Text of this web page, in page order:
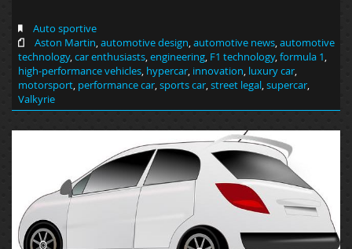
Auto sportive
Aston Martin,automotive design,automotive news,automotive
technology,car enthusiasts,engineering, F1 technology,formula 1,
high-performance vehicles, hypercar, innovation, luxury car,
motorsport, performance car,sports car,street legal,supercar,
Valkyrie